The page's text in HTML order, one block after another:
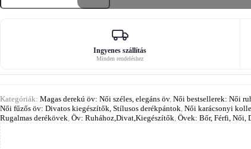
modell
Ingyenes szállítás
Minden rendeléshez
Kategóriák: Magas derekú öv: Női széles, elegáns öv, Női bestsellerek: Női
Női fűzős öv: Divatos kiegészítők, Stílusos derékpántok Női karácsonyi
Rugalmas derékövek Öv: Ruhához,Divat,Kiegészítők Övek: Bőr, Férfi, Női,